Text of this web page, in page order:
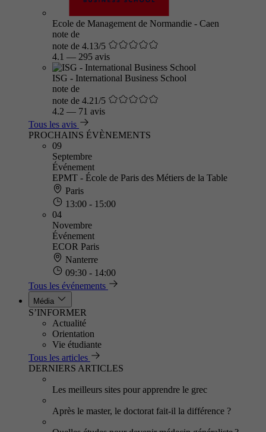
Ecole de Management de Normandie - Caen
note de
note de 4.13/5
4.1 — 295 avis
ISG - International Business School
note de
note de 4.21/5
4.2 — 71 avis
Tous les avis
PROCHAINS ÉVÈNEMENTS
09
Septembre
Événement
EPMT - École de Paris des Métiers de la Table
Paris
13:00 - 15:00
04
Novembre
Événement
ECOR Paris
Nanterre
09:30 - 14:00
Tous les événements
Média
S’INFORMER
Actualité
Orientation
Vie étudiante
Tous les articles
DERNIERS ARTICLES
Les meilleurs sites pour apprendre le grec
Après le master, le doctorat fait-il la différence ?